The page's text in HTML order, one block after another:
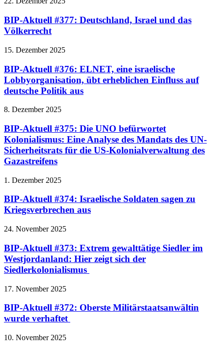
BIP-Aktuell #377: Deutschland, Israel und das
Völkerrecht
15. Dezember 2025
BIP-Aktuell #376: ELNET, eine israelische
Lobbyorganisation, übt erheblichen Einfluss auf
deutsche Politik aus
8. Dezember 2025
BIP-Aktuell #375: Die UNO befürwortet
Kolonialismus: Eine Analyse des Mandats des UN-
Sicherheitsrats für die US-Kolonialverwaltung des
Gazastreifens
1. Dezember 2025
BIP-Aktuell #374: Israelische Soldaten sagen zu
Kriegsverbrechen aus
24. November 2025
BIP-Aktuell #373: Extrem gewalttätige Siedler im
Westjordanland: Hier zeigt sich der
Siedlerkolonialismus
17. November 2025
BIP-Aktuell #372: Oberste Militärstaatsanwältin
wurde verhaftet
10. November 2025